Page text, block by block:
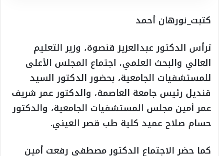
كتبت_نورهان أحمد
ترأس الدكتور عبدالعزيز قنصوة، وزير التعليم
العالي والبحث العلمي، اجتماع المجلس الأعلى
للمستشفيات الجامعية، بحضور الدكتور السيد
قنديل رئيس جامعة العاصمة، والدكتور عمر شريف
عمر أمين مجلس المستشفيات الجامعية، والدكتور
حسام صلاح عميد كلية طب قصر العيني.
كما حضر الاجتماع الدكتور مصطفى رفعت أمين